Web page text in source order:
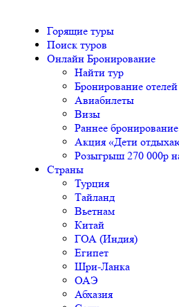
Горящие туры
Поиск туров
Онлайн Бронирование
Найти тур
Бронирование отелей
Авиабилеты
Визы
Раннее бронирование
Акция «Дети
Розыгрыш 270 000р
Страны
Турция
Тайланд
Вьетнам
Китай
ГОА (Индия)
Египет
Шри-Ланка
ОАЭ
Абхазия